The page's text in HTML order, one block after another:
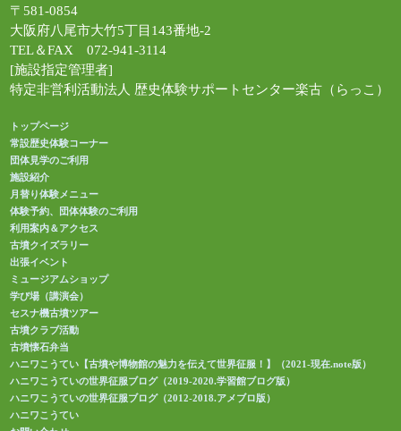
〒581-0854
大阪府八尾市大竹5丁目143番地-2
TEL＆FAX 072-941-3114
[施設指定管理者]
特定非営利活動法人 歴史体験サポートセンター楽古（らっこ）
トップページ
常設歴史体験コーナー
団体見学のご利用
施設紹介
月替り体験メニュー
体験予約、団体体験のご利用
利用案内＆アクセス
古墳クイズラリー
出張イベント
ミュージアムショップ
学び場（講演会）
セスナ機古墳ツアー
古墳クラブ活動
古墳懐石弁当
ハニワこうてい【古墳や博物館の魅力を伝えて世界征服！】（2021-現在.note版）
ハニワこうていの世界征服ブログ（2019-2020.学習館ブログ版）
ハニワこうていの世界征服ブログ（2012-2018.アメブロ版）
ハニワこうてい